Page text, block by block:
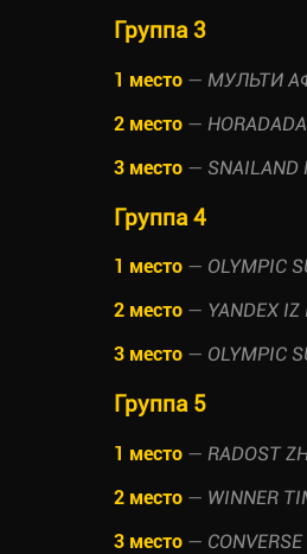
Группа 3
1 место — МУЛЬТИ
2 место —
3 место — SNAILAND
Группа 4
1 место — OLYMPIC
2 место — YANDEX
3 место — OLYMPIC
Группа 5
1 место — RADOST
2 место — WINNER
3 место —